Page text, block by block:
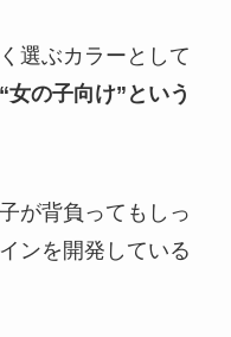
選ぶカラーとして
“女の子向け”という
が背負ってもしっ
ンを開発している